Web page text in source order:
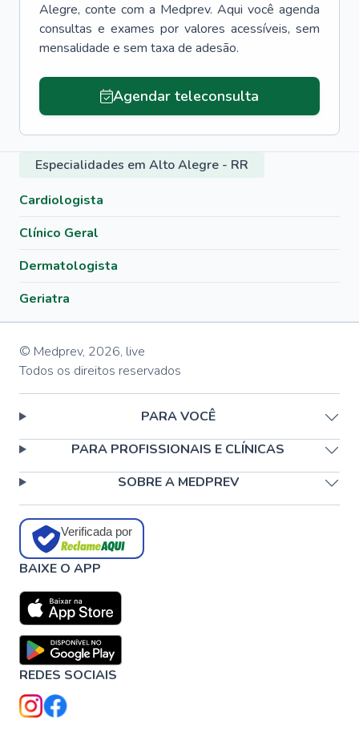
Alegre, conte com a Medprev. Aqui você agenda
consultas e exames por valores acessíveis, sem
mensalidade e sem taxa de adesão.
Agendar teleconsulta
Especialidades em Alto Alegre - RR
Cardiologista
Clínico Geral
Dermatologista
Geriatra
© Medprev, 2026, live
Todos os direitos reservados
PARA VOCÊ
PARA PROFISSIONAIS E CLÍNICAS
SOBRE A MEDPREV
Verificada por
BAIXE O APP
REDES SOCIAIS